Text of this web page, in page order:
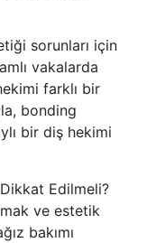
sorunları için
vakalarda
farklı bir
bonding
bir diş hekimi
Edilmeli?
ve estetik
bakımı